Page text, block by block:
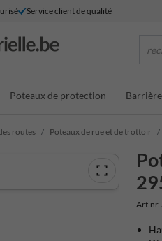
Service client de qualité
Poteaux de protection
routes Poteaux de rue et de trottoir
Art.nr.